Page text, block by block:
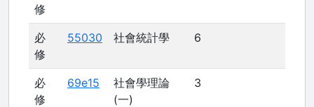
修
必
修
55030 社會統計學 6
必
修
69e15
社會學理論
(一)
3